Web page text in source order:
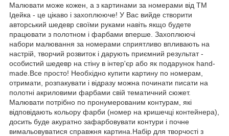
Малювати може кожен, а з картинами за номерами від ТМ
Ідейка - це цікаво і захоплююче! У Вас вийде створити
авторський шедевр своїми руками навіть якщо будете
працювати з полотном і фарбами вперше. Захоплюючі
набори малювання за номерами сприятливо впливають на
настрій, творчий розвиток і дарують приємний результат -
особистий шедевр на стіну в інтер'єр або як подарунок hand-
made.Все просто! Необхідно купити картину по номерам,
отримати, розпакувати і відразу можна починати писати на
полотні акриловими фарбами свій тематичний сюжет.
Малювати потрібно по пронумерованим контурам, які
відповідають кольору фарби (номер на кришечці контейнера),
досить буде акуратно зафарбовувати контури і почне
вимальовуватися справжня картина.Набір для творчості з